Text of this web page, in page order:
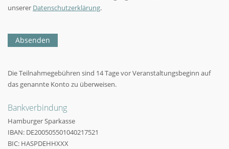
unserer Datenschutzerklärung.
Absenden
Die Teilnahmegebühren sind 14 Tage vor Veranstaltungsbeginn auf
das genannte Konto zu überweisen.
Bankverbindung
Hamburger Sparkasse
IBAN: DE200505501040217521
BIC: HASPDEHHXXX